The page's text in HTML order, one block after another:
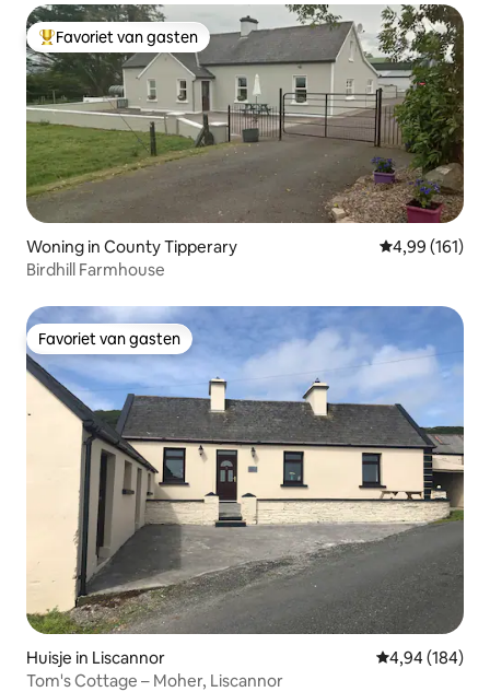
Topfavoriet van gasten
Favoriet van gasten
Woning in County Tipperary Gemiddelde
4,99 (161)
Birdhill Farmhouse
Favoriet van gasten
Favoriet van gasten
Huisje in Liscannor Gemiddelde
4,94 (184)
Tom's Cottage – Moher, Liscannor